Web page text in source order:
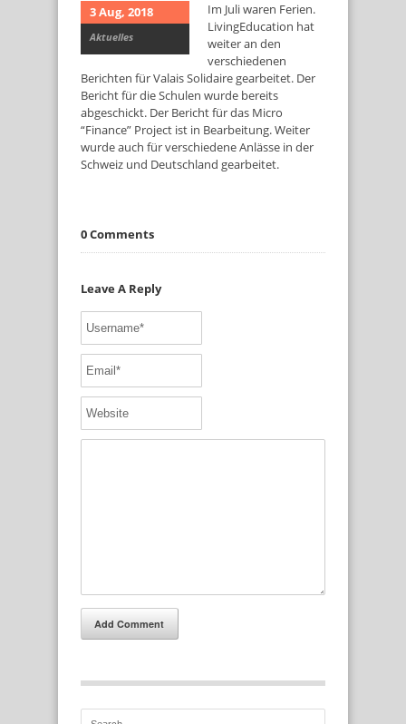
3 Aug, 2018
Aktuelles
Im Juli waren Ferien.
LivingEducation hat
weiter an den
verschiedenen
Berichten für Valais Solidaire gearbeitet. Der
Bericht für die Schulen wurde bereits
abgeschickt. Der Bericht für das Micro
“Finance” Project ist in Bearbeitung. Weiter
wurde auch für verschiedene Anlässe in der
Schweiz und Deutschland gearbeitet.
0 Comments
Leave A Reply
Add Comment